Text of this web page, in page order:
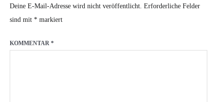
Deine E-Mail-Adresse wird nicht veröffentlicht. Erforderliche Felder
sind mit * markiert
KOMMENTAR *